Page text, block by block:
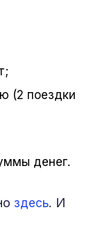
(2 поездки
денег.
здесь. И